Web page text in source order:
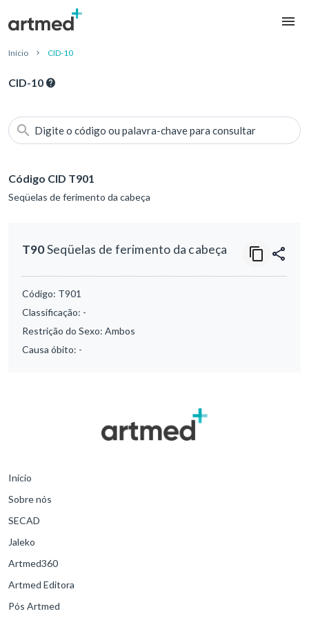
Início CID-10
CID-10
Digite o código ou palavra-chave para consultar
Código CID T901
Seqüelas de ferimento da cabeça
T90Seqüelas de ferimento da cabeça
Código: T901
Classificação: -
Restrição do Sexo: Ambos
Causa óbito: -
Início
Sobre nós
SECAD
Jaleko
Artmed360
Artmed Editora
Pós Artmed